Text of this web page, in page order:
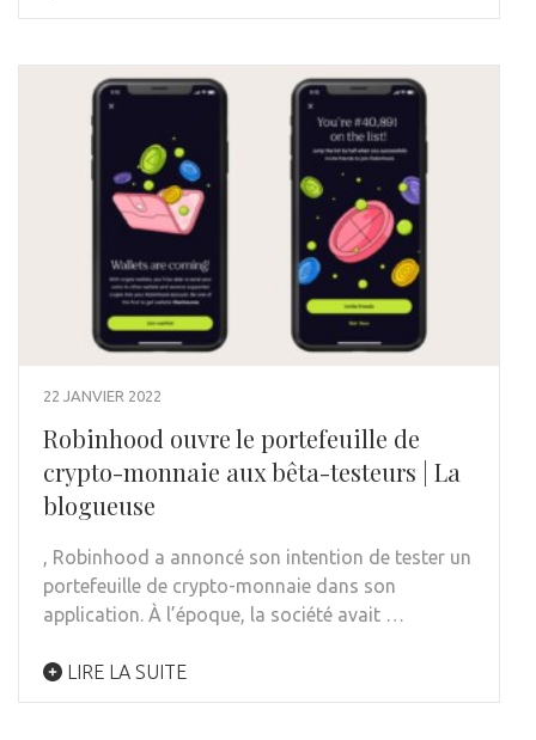
22 JANVIER 2022
Robinhood ouvre le portefeuille de
crypto-monnaie aux bêta-testeurs | La
blogueuse
, Robinhood a annoncé son intention de tester un
portefeuille de crypto-monnaie dans son
application. À l’époque, la société avait …
LIRE LA SUITE